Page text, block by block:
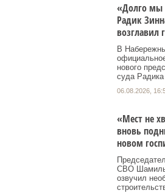
«Долго мы
Радик
возглавил
В
нового
суда Радика
06.08.2026,
«Мест не
вновь
новом
СВО
озвучил